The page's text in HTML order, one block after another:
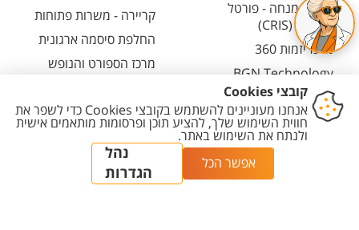
חיפוש מנחה - פורטל
המחקר (CRIS)
מרכז יזמות 360
BGN Technology
Transfer
פארק ההייטק
משרות אקדמיות
קריירה - משרות פתוחות
החלפת סיסמה ארגונית
מרכז הספורט והנופש
חירום